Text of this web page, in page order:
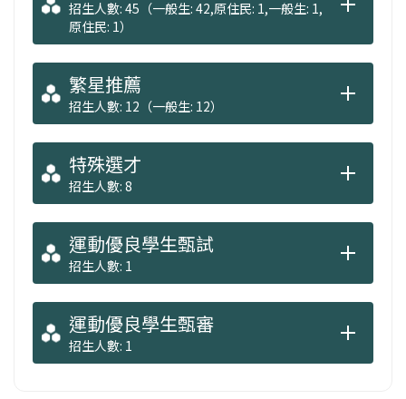
招生人數: 45（一般生: 42,原住民: 1,一般生: 1,
原住民: 1）
繁星推薦
招生人數: 12（一般生: 12）
特殊選才
招生人數: 8
運動優良學生甄試
招生人數: 1
運動優良學生甄審
招生人數: 1